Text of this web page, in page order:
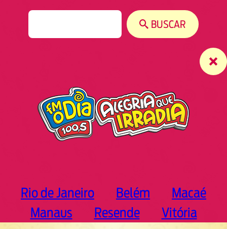
BUSCAR
Rio de Janeiro Belém
Macaé
Manaus
Resende Vitória